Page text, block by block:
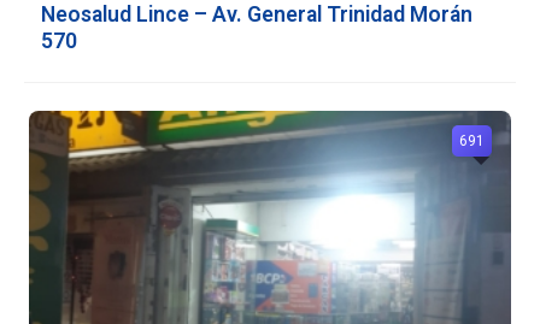
Neosalud Lince – Av. General Trinidad Morán
570
691